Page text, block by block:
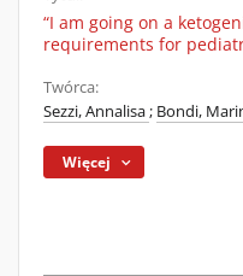
“I am going on a
requirements for
Twórca:
Sezzi, Annalisa; Bondi,
Więcej